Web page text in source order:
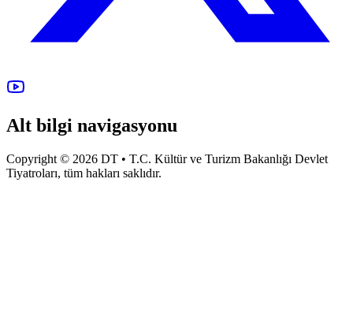
Alt bilgi navigasyonu
Copyright © 2026 DT • T.C. Kültür ve Turizm Bakanlığı Devlet
Tiyatroları, tüm hakları saklıdır.